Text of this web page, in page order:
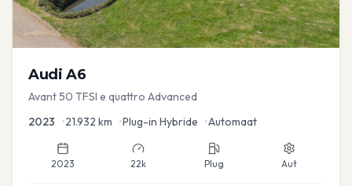
Audi A6
Avant 50 TFSI e quattro Advanced
2023 •21.932 km •Plug-in Hybride •Automaat
2023 22k Plug Aut